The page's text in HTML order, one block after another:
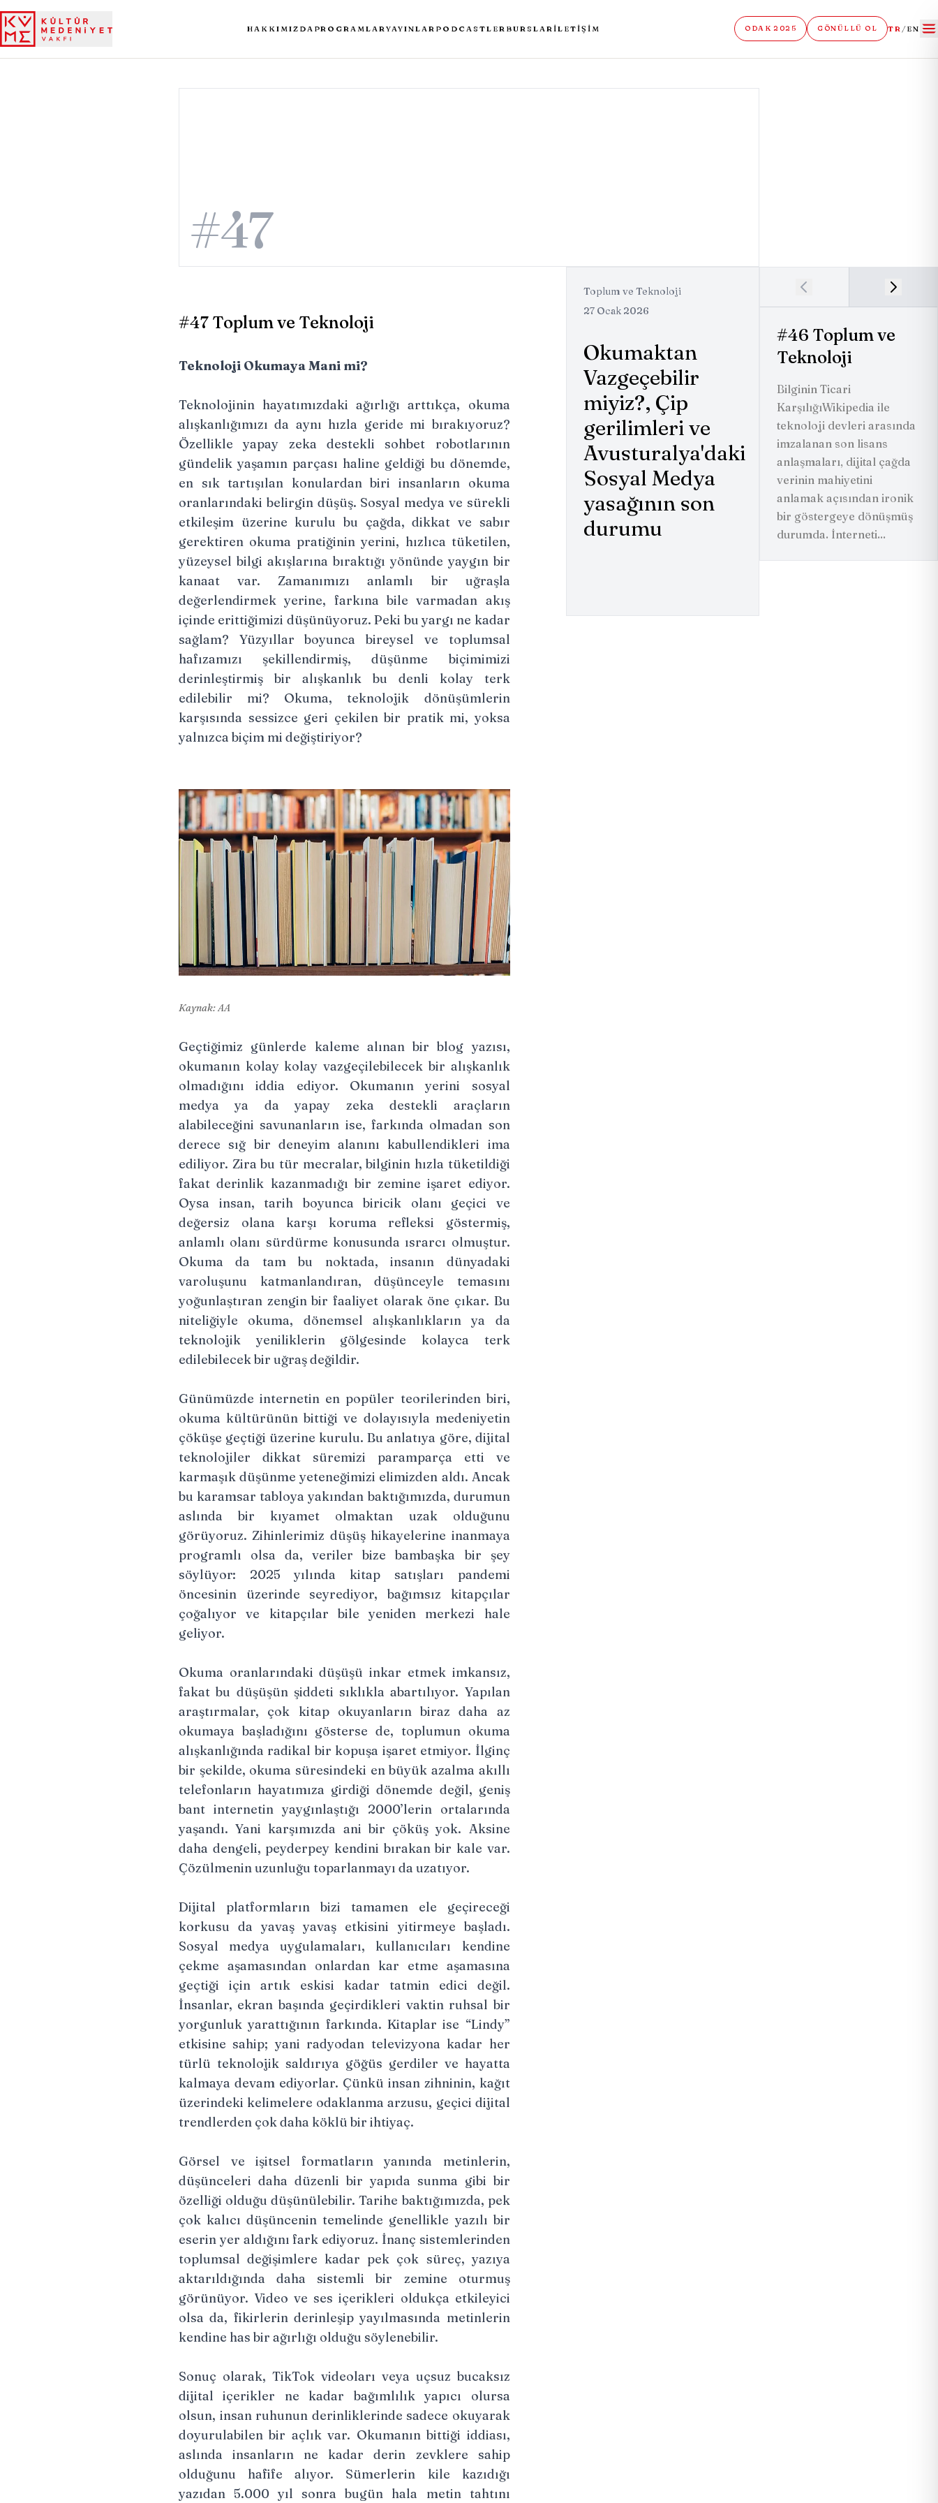
HAKKIMIZDA PROGRAMLARYAYINLAR PODCASTLER BURSLARİLETIŞIM ODAK 2025 GÖNÜLLÜ OL TR /EN
#47
#47 Toplum ve Teknoloji
Teknoloji Okumaya Mani mi?
Teknolojinin hayatımızdaki ağırlığı arttıkça, okuma
alışkanlığımızı da aynı hızla geride mi bırakıyoruz?
Özellikle yapay zeka destekli sohbet robotlarının
gündelik yaşamın parçası haline geldiği bu dönemde,
en sık tartışılan konulardan biri insanların okuma
oranlarındaki belirgin düşüş. Sosyal medya ve sürekli
etkileşim üzerine kurulu bu çağda, dikkat ve sabır
gerektiren okuma pratiğinin yerini, hızlıca tüketilen,
yüzeysel bilgi akışlarına bıraktığı yönünde yaygın bir
kanaat var. Zamanımızı anlamlı bir uğraşla
değerlendirmek yerine, farkına bile varmadan akış
içinde erittiğimizi düşünüyoruz. Peki bu yargı ne kadar
sağlam? Yüzyıllar boyunca bireysel ve toplumsal
hafızamızı şekillendirmiş, düşünme biçimimizi
derinleştirmiş bir alışkanlık bu denli kolay terk
edilebilir mi? Okuma, teknolojik dönüşümlerin
karşısında sessizce geri çekilen bir pratik mi, yoksa
yalnızca biçim mi değiştiriyor?
Kaynak: AA
Geçtiğimiz günlerde kaleme alınan bir blog yazısı,
okumanın kolay kolay vazgeçilebilecek bir alışkanlık
olmadığını iddia ediyor. Okumanın yerini sosyal
medya ya da yapay zeka destekli araçların
alabileceğini savunanların ise, farkında olmadan son
derece sığ bir deneyim alanını kabullendikleri ima
ediliyor. Zira bu tür mecralar, bilginin hızla tüketildiği
fakat derinlik kazanmadığı bir zemine işaret ediyor.
Oysa insan, tarih boyunca biricik olanı geçici ve
değersiz olana karşı koruma refleksi göstermiş,
anlamlı olanı sürdürme konusunda ısrarcı olmuştur.
Okuma da tam bu noktada, insanın dünyadaki
varoluşunu katmanlandıran, düşünceyle temasını
yoğunlaştıran zengin bir faaliyet olarak öne çıkar. Bu
niteliğiyle okuma, dönemsel alışkanlıkların ya da
teknolojik yeniliklerin gölgesinde kolayca terk
edilebilecek bir uğraş değildir.
Günümüzde internetin en popüler teorilerinden biri,
okuma kültürünün bittiği ve dolayısıyla medeniyetin
çöküşe geçtiği üzerine kurulu. Bu anlatıya göre, dijital
teknolojiler dikkat süremizi paramparça etti ve
karmaşık düşünme yeteneğimizi elimizden aldı. Ancak
bu karamsar tabloya yakından baktığımızda, durumun
aslında bir kıyamet olmaktan uzak olduğunu
görüyoruz. Zihinlerimiz düşüş hikayelerine inanmaya
programlı olsa da, veriler bize bambaşka bir şey
söylüyor: 2025 yılında kitap satışları pandemi
öncesinin üzerinde seyrediyor, bağımsız kitapçılar
çoğalıyor ve kitapçılar bile yeniden merkezi hale
geliyor.
Okuma oranlarındaki düşüşü inkar etmek imkansız,
fakat bu düşüşün şiddeti sıklıkla abartılıyor. Yapılan
araştırmalar, çok kitap okuyanların biraz daha az
okumaya başladığını gösterse de, toplumun okuma
alışkanlığında radikal bir kopuşa işaret etmiyor. İlginç
bir şekilde, okuma süresindeki en büyük azalma akıllı
telefonların hayatımıza girdiği dönemde değil, geniş
bant internetin yaygınlaştığı 2000’lerin ortalarında
yaşandı. Yani karşımızda ani bir çöküş yok. Aksine
daha dengeli, peyderpey kendini bırakan bir kale var.
Çözülmenin uzunluğu toparlanmayı da uzatıyor.
Dijital platformların bizi tamamen ele geçireceği
korkusu da yavaş yavaş etkisini yitirmeye başladı.
Sosyal medya uygulamaları, kullanıcıları kendine
çekme aşamasından onlardan kar etme aşamasına
geçtiği için artık eskisi kadar tatmin edici değil.
İnsanlar, ekran başında geçirdikleri vaktin ruhsal bir
yorgunluk yarattığının farkında. Kitaplar ise “Lindy”
etkisine sahip; yani radyodan televizyona kadar her
türlü teknolojik saldırıya göğüs gerdiler ve hayatta
kalmaya devam ediyorlar. Çünkü insan zihninin, kağıt
üzerindeki kelimelere odaklanma arzusu, geçici dijital
trendlerden çok daha köklü bir ihtiyaç.
Görsel ve işitsel formatların yanında metinlerin,
düşünceleri daha düzenli bir yapıda sunma gibi bir
özelliği olduğu düşünülebilir. Tarihe baktığımızda, pek
çok kalıcı düşüncenin temelinde genellikle yazılı bir
eserin yer aldığını fark ediyoruz. İnanç sistemlerinden
toplumsal değişimlere kadar pek çok süreç, yazıya
aktarıldığında daha sistemli bir zemine oturmuş
görünüyor. Video ve ses içerikleri oldukça etkileyici
olsa da, fikirlerin derinleşip yayılmasında metinlerin
kendine has bir ağırlığı olduğu söylenebilir.
Sonuç olarak, TikTok videoları veya uçsuz bucaksız
dijital içerikler ne kadar bağımlılık yapıcı olursa
olsun, insan ruhunun derinliklerinde sadece okuyarak
doyurulabilen bir açlık var. Okumanın bittiği iddiası,
aslında insanların ne kadar derin zevklere sahip
olduğunu hafife alıyor. Sümerlerin kile kazıdığı
yazıdan 5.000 yıl sonra bugün hala metin tahtını
Toplum ve Teknoloji
27 Ocak 2026
Okumaktan
Vazgeçebilir
miyiz?, Çip
gerilimleri ve
Avusturalya'daki
Sosyal Medya
yasağının son
durumu
#46 Toplum ve
Teknoloji
Bilginin Ticari
KarşılığıWikipedia ile
teknoloji devleri arasında
imzalanan son lisans
anlaşmaları, dijital çağda
verinin mahiyetini
anlamak açısından ironik
bir göstergeye dönüşmüş
durumda. İnterneti...